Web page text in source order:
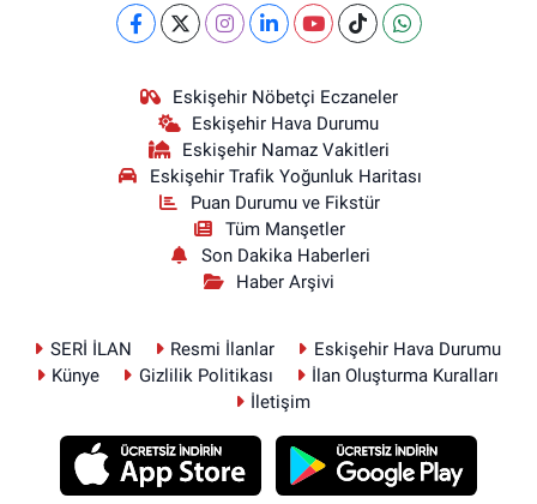
Eskişehir Nöbetçi Eczaneler
Eskişehir Hava Durumu
Eskişehir Namaz Vakitleri
Eskişehir Trafik Yoğunluk Haritası
Puan Durumu ve Fikstür
Tüm Manşetler
Son Dakika Haberleri
Haber Arşivi
SERİ İLAN Resmi İlanlar
Eskişehir Hava Durumu
Künye
Gizlilik Politikası
İlan Oluşturma Kuralları
İletişim